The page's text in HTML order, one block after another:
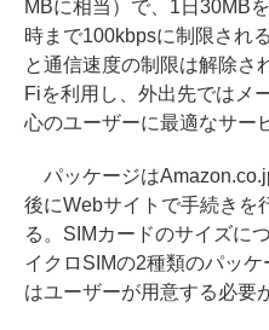
MBに相当）で、1日30MB
時まで100kbpsに制限され
と通信速度の制限は解除さ
Fiを利用し、外出先ではメ
心のユーザーに最適なサー
パッケージは
後にWebサイトで手続きを
る。SIMカードのサイズに
イクロSIMの2種類のパッ
はユーザーが用意する必要